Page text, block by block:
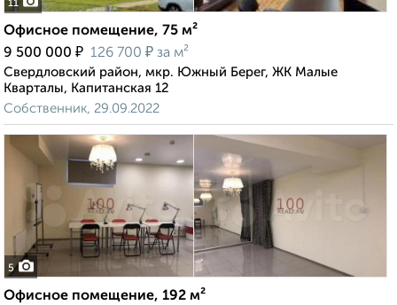
11
Офисное помещение, 75 м²
9 500 000 ₽ 126 700 ₽ за м²
Свердловский район, мкр. Южный Берег, ЖК Малые
Кварталы, Капитанская 12
Собственник, 29.09.2022
5
Офисное помещение, 192 м²